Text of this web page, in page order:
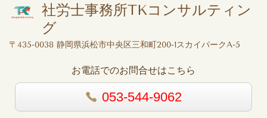
社労士事務所TKコンサルティン
グ
〒435-0038 静岡県浜松市中央区三和町200-1スカイパークA-5
お電話でのお問合せはこちら
053-544-9062